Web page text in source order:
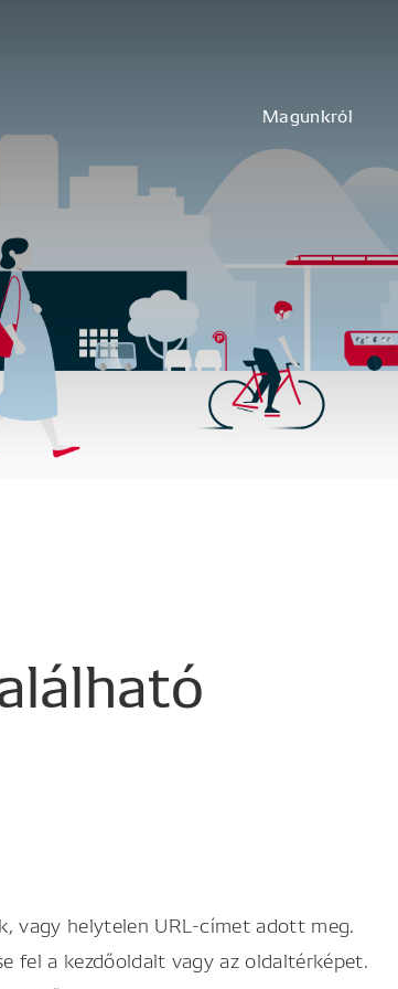
Magunkról
vagy helytelen URL-címet adott meg.
fel a kezdőoldalt vagy az oldaltérképet.